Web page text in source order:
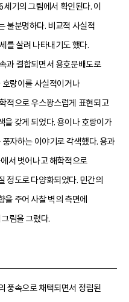
기의 그림에서 확인된다. 이
불분명하다. 비교적 사실적
를 살려 나타내기도 했다.
과 결합되면서 용호문배도로
랑이를 사실적이거나
적으로 우스꽝스럽게 표현되고
을 갖게 되었다. 용이나 호랑이가
자하는 이야기로 각색했다. 용과
서 벗어나고 해학적으로
정도로 다양화되었다. 민간의
주어 사찰 벽의 측면에
림을 그렸다.
풍속으로 채택되면서 정립된